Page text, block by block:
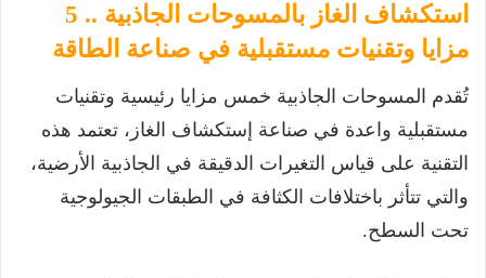
استكشاف الغاز بالمسوحات الجاذبية .. 5
مزايا وتقنيات مستقبلية في صناعة الطاقة
تُقدم المسوحات الجاذبية خمس مزايا رئيسية وتقنيات
مستقبلية واعدة في صناعة إستكشاف الغاز، تعتمد هذه
التقنية على قياس التغيرات الدقيقة في الجاذبية الأرضية،
والتي تتأثر باختلافات الكثافة في الطبقات الجيولوجية
تحت السطح.